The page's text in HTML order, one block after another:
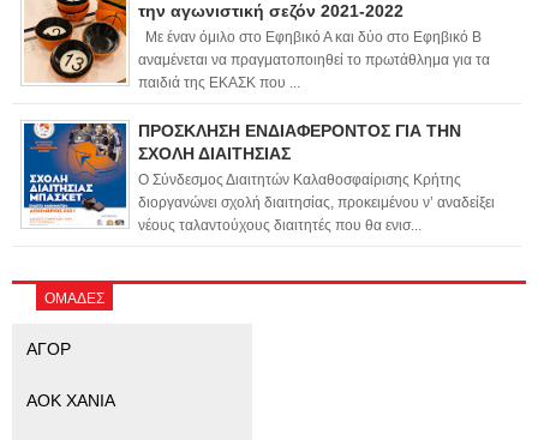
την αγωνιστική σεζόν 2021-2022
Με έναν όμιλο στο Εφηβικό Α και δύο στο Εφηβικό Β
αναμένεται να πραγματοποιηθεί το πρωτάθλημα για τα
παιδιά της ΕΚΑΣΚ που ...
ΠΡΟΣΚΛΗΣΗ ΕΝΔΙΑΦΕΡΟΝΤΟΣ ΓΙΑ ΤΗΝ
ΣΧΟΛΗ ΔΙΑΙΤΗΣΙΑΣ
Ο Σύνδεσμος Διαιτητών Καλαθοσφαίρισης Κρήτης
διοργανώνει σχολή διαιτησίας, προκειμένου ν’ αναδείξει
νέους ταλαντούχους διαιτητές που θα ενισ...
ΟΜΑΔΕΣ
ΑΓΟΡ
ΑΟΚ ΧΑΝΙΑ